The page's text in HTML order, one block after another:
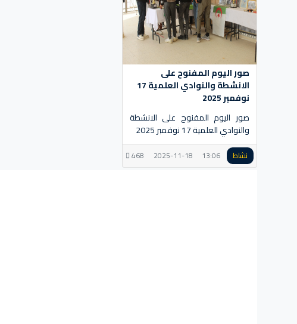
صور اليوم المفنوح على
الانشطة والنوادي العلمية 17
نوفمبر 2025
صور اليوم المفنوح على الانشطة
والنوادي العلمية 17 نوفمبر 2025
نشاط 13:06
2025-11-18
468